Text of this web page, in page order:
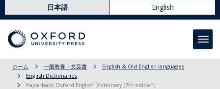
日本語 English
ホーム 一般教養・文芸書
English & Old English languages
English Dictionaries
Paperback Oxford English Dictionary (7th edition)